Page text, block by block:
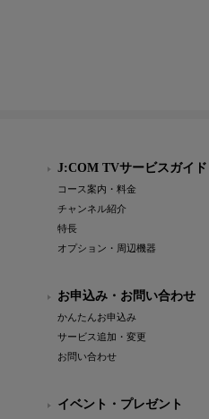
J:COM TVサービスガイド
コース案内・料金
チャンネル紹介
特長
オプション・周辺機器
お申込み・お問い合わせ
かんたんお申込み
サービス追加・変更
お問い合わせ
イベント・プレゼント